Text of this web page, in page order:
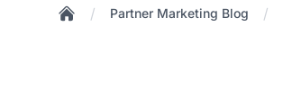
/ Partner Marketing Blog /